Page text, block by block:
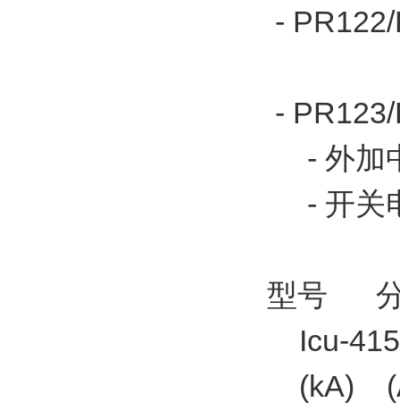
-
-
- 外加
- 开关
型号 分
Icu-
(kA)